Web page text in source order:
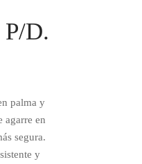
P/D.
palma y
agarre en
segura.
y